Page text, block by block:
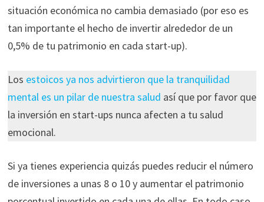
situación económica no cambia demasiado (por eso es
tan importante el hecho de invertir alrededor de un
0,5% de tu patrimonio en cada start-up).
Los estoicos ya nos advirtieron que la tranquilidad
mental es un pilar de nuestra salud así que por favor que
la inversión en start-ups nunca afecten a tu salud
emocional.
Si ya tienes experiencia quizás puedes reducir el número
de inversiones a unas 8 o 10 y aumentar el patrimonio